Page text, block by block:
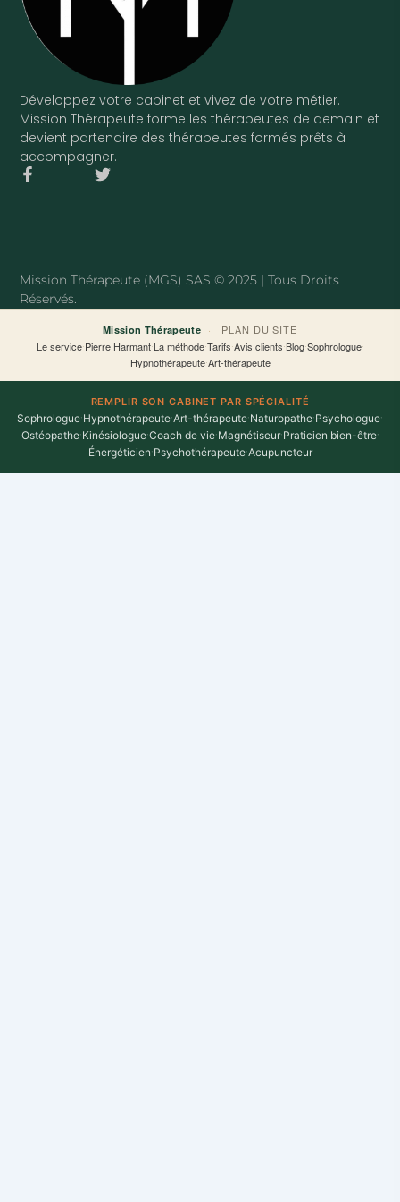
Développez votre cabinet et vivez de votre métier.
Mission Thérapeute forme les thérapeutes de demain et
devient partenaire des thérapeutes formés prêts à
accompagner.
F
k
-
T
Mission Thérapeute (MGS) SAS © 2025 | Tous Droits
Réservés.
Mission Thérapeute ·
PLAN DU SITE
Le service·Pierre Harmant·La méthode·Tarifs·Avis clients·Blog·Sophrologue·
Hypnothérapeute·Art-thérapeute
REMPLIR SON CABINET PAR SPÉCIALITÉ
Sophrologue·Hypnothérapeute·Art-thérapeute·Naturopathe·Psychologue·
Ostéopathe·Kinésiologue·Coach de vie·Magnétiseur·Praticien bien-être·
Énergéticien·Psychothérapeute·Acupuncteur